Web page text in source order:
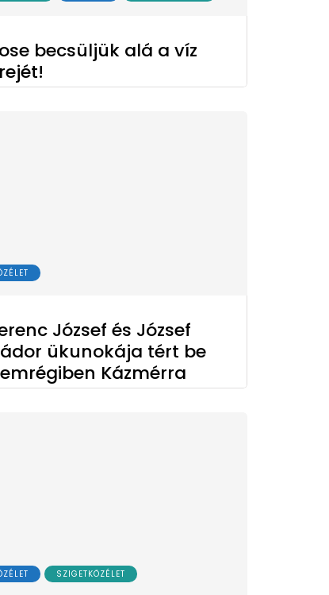
becsüljük alá a víz
József és József
ükunokája tért be
Kázmérra
SZIGETKÖZÉLET